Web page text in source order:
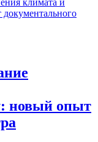
новый опыт